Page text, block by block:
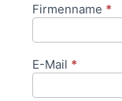
Anfrageformular
Firmenname *
E-Mail *